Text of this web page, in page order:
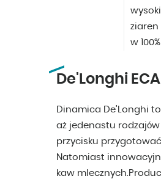
ziaren
w
De'Longhi
Dinamica De’Longhi
aż jedenastu
przycisku
Natomiast
kaw